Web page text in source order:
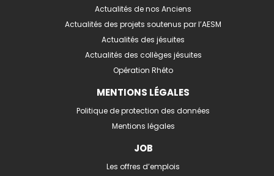
Actualités de nos Anciens
Actualités des projets soutenus par l’AESM
Actualités des jésuites
Actualités des collèges jésuites
Opération Rhéto
MENTIONS LÉGALES
Politique de protection des données
Mentions légales
JOB
Les offres d’emplois